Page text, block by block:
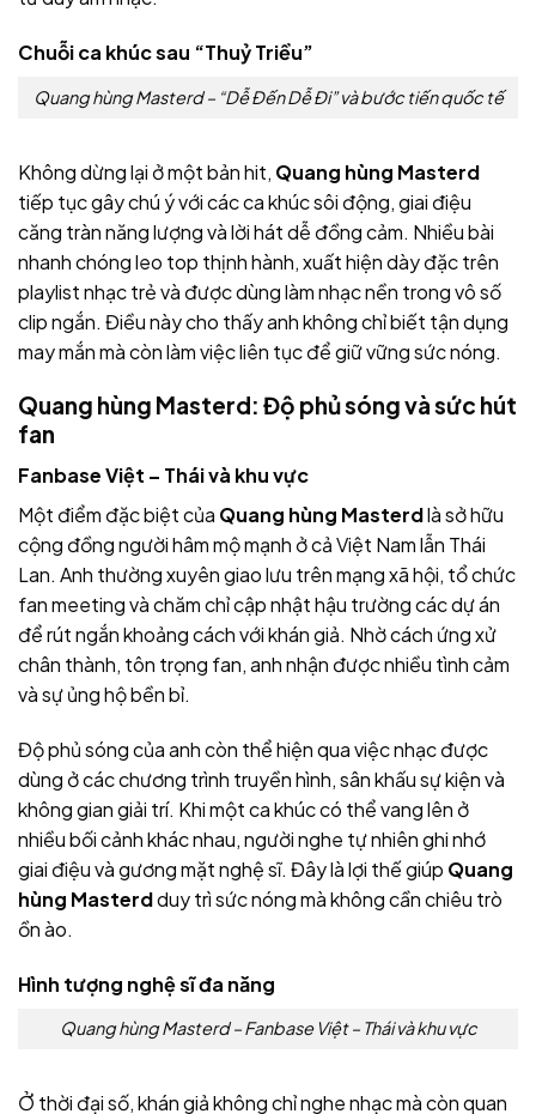
Chuỗi ca khúc sau “Thuỷ Triều”
Quang hùng Masterd – “Dễ Đến Dễ Đi” và bước tiến quốc tế
Không dừng lại ở một bản hit, Quang hùng Masterd
tiếp tục gây chú ý với các ca khúc sôi động, giai điệu
căng tràn năng lượng và lời hát dễ đồng cảm. Nhiều bài
nhanh chóng leo top thịnh hành, xuất hiện dày đặc trên
playlist nhạc trẻ và được dùng làm nhạc nền trong vô số
clip ngắn. Điều này cho thấy anh không chỉ biết tận dụng
may mắn mà còn làm việc liên tục để giữ vững sức nóng.
Quang hùng Masterd: Độ phủ sóng và sức hút
fan
Fanbase Việt – Thái và khu vực
Một điểm đặc biệt của Quang hùng Masterdlà sở hữu
cộng đồng người hâm mộ mạnh ở cả Việt Nam lẫn Thái
Lan. Anh thường xuyên giao lưu trên mạng xã hội, tổ chức
fan meeting và chăm chỉ cập nhật hậu trường các dự án
để rút ngắn khoảng cách với khán giả. Nhờ cách ứng xử
chân thành, tôn trọng fan, anh nhận được nhiều tình cảm
và sự ủng hộ bền bỉ.
Độ phủ sóng của anh còn thể hiện qua việc nhạc được
dùng ở các chương trình truyền hình, sân khấu sự kiện và
không gian giải trí. Khi một ca khúc có thể vang lên ở
nhiều bối cảnh khác nhau, người nghe tự nhiên ghi nhớ
giai điệu và gương mặt nghệ sĩ. Đây là lợi thế giúp Quang
hùng Masterdduy trì sức nóng mà không cần chiêu trò
ồn ào.
Hình tượng nghệ sĩ đa năng
Quang hùng Masterd – Fanbase Việt – Thái và khu vực
Ở thời đại số, khán giả không chỉ nghe nhạc mà còn quan